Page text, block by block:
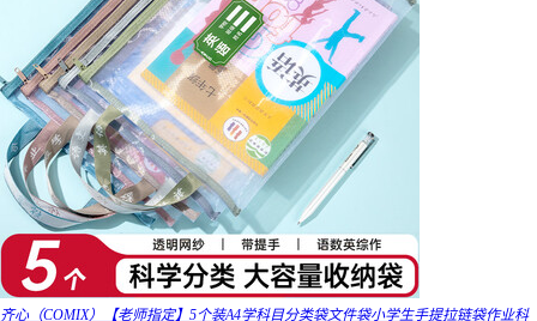
齐心（COMIX）【老师指定】5个装A4学科目分类袋文件袋小学生手提拉链袋作业科